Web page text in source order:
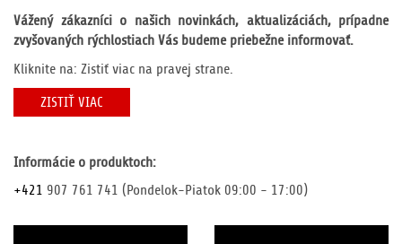
Vážený zákazníci o našich novinkách, aktualizáciách, prípadne
zvyšovaných rýchlostiach Vás budeme priebežne informovať.
Kliknite na: Zistiť viac na pravej strane.
ZISTIŤ VIAC
Informácie o produktoch:
+421 907 761 741 (Pondelok-Piatok 09:00 - 17:00)